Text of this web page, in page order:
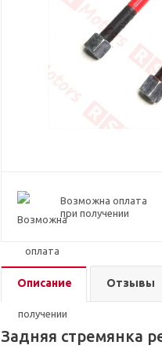
Возможна оплата
при получении
Описание Отзывы
Задняя стремянка